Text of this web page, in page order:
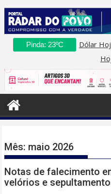
Pinda: 23ºC Dólar
Mês: maio 2026
Notas de falecimento
velórios e